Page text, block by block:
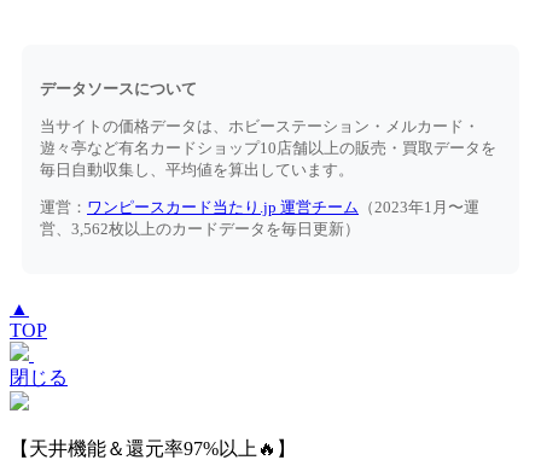
データソースについて
当サイトの価格データは、ホビーステーション・メルカード・
遊々亭など有名カードショップ10店舗以上の販売・買取データを
毎日自動収集し、平均値を算出しています。
運営： ワンピースカード当たり.jp 運営チーム （2023年1月〜運
営、3,562枚以上のカードデータを毎日更新）
▲
TOP
閉じる
【天井機能＆還元率97%以上🔥】